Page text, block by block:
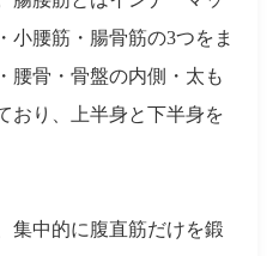
小腰筋・腸骨筋の3つをま
腰骨・骨盤の内側・太も
おり、上半身と下半身を
集中的に腹直筋だけを鍛